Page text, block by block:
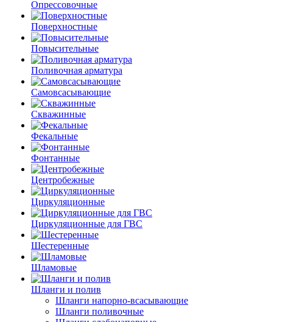
Опрессовочные
Поверхностные
Повысительные
Поливочная арматура
Самовсасывающие
Скважинные
Фекальные
Фонтанные
Центробежные
Циркуляционные
Циркуляционные для ГВС
Шестеренные
Шламовые
Шланги и полив
Шланги напорно-всасывающие
Шланги поливочные